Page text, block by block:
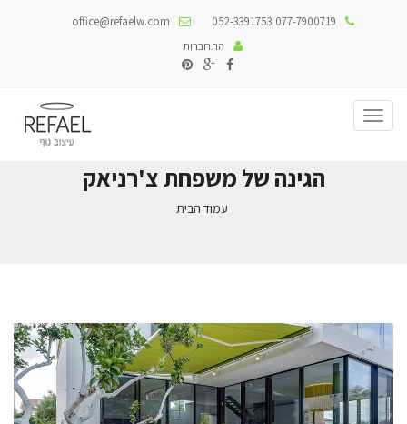
077-7900719 052-3391753
office@refaelw.com
התחברות
Toggle
navigation
הגינה של משפחת צ'רניאק
עמוד הבית